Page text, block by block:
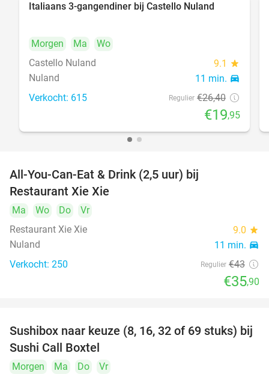
Italiaans 3-gangendiner bij Castello Nuland
Morgen Ma
Wo
Castello Nuland
9.1 star
Nuland 11 min. directions_car
Verkocht: 615 Regulier €26,40
€19,95
All-You-Can-Eat & Drink (2,5 uur) bij
Restaurant Xie Xie
Ma Wo Do
Vr
Restaurant Xie Xie
9.0 star
Nuland 11 min. directions_car
Verkocht: 250 Regulier €43
€35,90
53%
Sushibox naar keuze (8, 16, 32 of 69 stuks) bij
Sushi Call Boxtel
Morgen Ma Do
Vr